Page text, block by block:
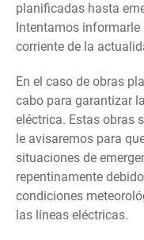
planificadas hasta
Intentamos informarle
corriente de la
En el caso de obras
cabo para garantizar
eléctrica. Estas obras
le avisaremos para
situaciones de
repentinamente
condiciones
las líneas eléctricas.